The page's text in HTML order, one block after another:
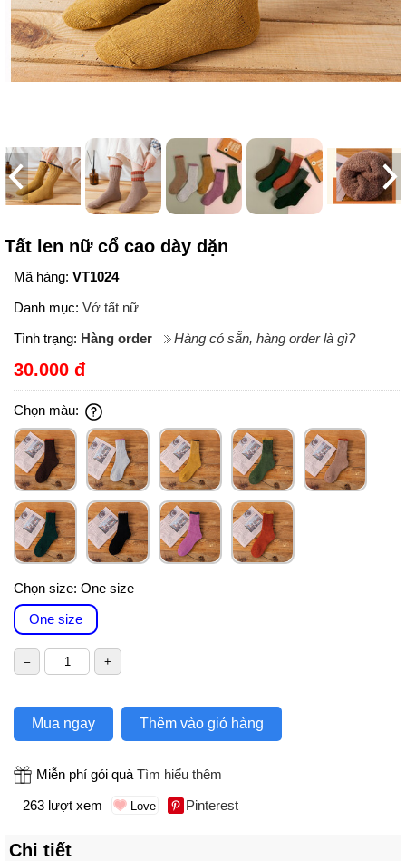
Tất len nữ cổ cao dày dặn
Mã hàng: VT1024
Danh mục: Vớ tất nữ
Tình trạng: Hàng order Hàng có sẵn, hàng order là gì?
30.000 đ
Chọn màu:
Chọn size: One size
One size
Mua ngay Thêm vào giỏ hàng
Miễn phí gói quà Tìm hiểu thêm
263 lượt xem
Pinterest
Chi tiết